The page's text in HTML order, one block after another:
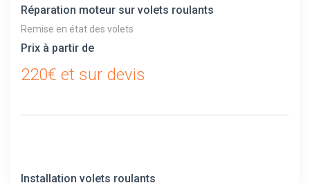
Réparation moteur sur volets roulants
Remise en état des volets
Prix à partir de
220€ et sur devis
Installation volets roulants